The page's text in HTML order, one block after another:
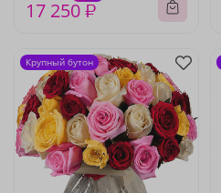
17 250 ₽
Крупный бутон